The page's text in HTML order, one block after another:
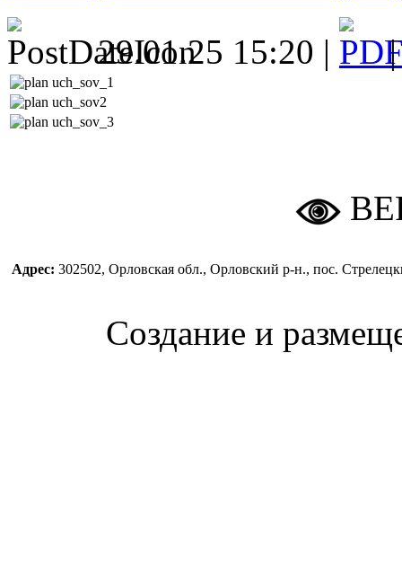
29.01.25 15:20 |
Адрес: 302502, Орловская обл., Орловский р-н., пос.
Создание и